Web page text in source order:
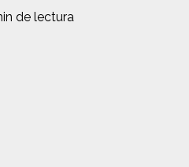
de lectura